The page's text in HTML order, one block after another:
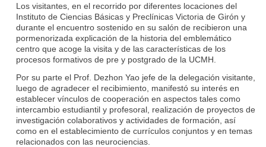
Los visitantes, en el recorrido por diferentes locaciones del
Instituto de Ciencias Básicas y Preclínicas Victoria de Girón y
durante el encuentro sostenido en su salón de recibieron una
pormenorizada explicación de la historia del emblemático
centro que acoge la visita y de las características de los
procesos formativos de pre y postgrado de la UCMH.
Por su parte el Prof. Dezhon Yao jefe de la delegación visitante,
luego de agradecer el recibimiento, manifestó su interés en
establecer vínculos de cooperación en aspectos tales como
intercambio estudiantil y profesoral, realización de proyectos de
investigación colaborativos y actividades de formación, así
como en el establecimiento de currículos conjuntos y en temas
relacionados con las neurociencias.